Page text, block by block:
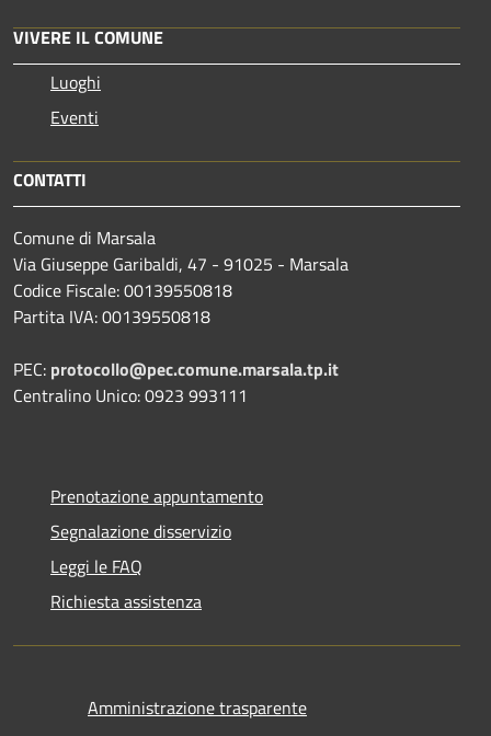
VIVERE IL COMUNE
Luoghi
Eventi
CONTATTI
Comune di Marsala
Via Giuseppe Garibaldi, 47 - 91025 - Marsala
Codice Fiscale: 00139550818
Partita IVA: 00139550818
PEC: protocollo@pec.comune.marsala.tp.it
Centralino Unico: 0923 993111
Prenotazione appuntamento
Segnalazione disservizio
Leggi le FAQ
Richiesta assistenza
Amministrazione trasparente